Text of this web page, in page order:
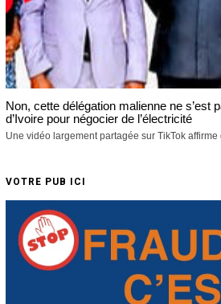
Non, cette délégation malienne ne s’est
d’Ivoire pour négocier de l’électricité
Une vidéo largement partagée sur TikTok
VOTRE PUB ICI